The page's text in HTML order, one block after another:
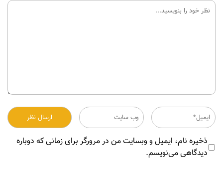
ذخیره نام، ایمیل و وبسایت من در مرورگر برای زمانی که دوباره
دیدگاهی می‌نویسم.